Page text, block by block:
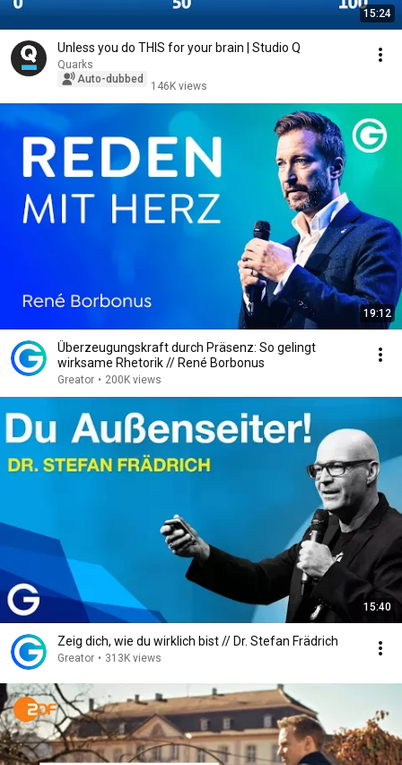
15:24
Unless you do THIS for your brain | Studio Q
Quarks
Auto-dubbed
146K views
19:12
Überzeugungskraft durch Präsenz: So gelingt
wirksame Rhetorik // René Borbonus
Greator • 200K views
15:40
Zeig dich, wie du wirklich bist // Dr. Stefan Frädrich
Greator • 313K views